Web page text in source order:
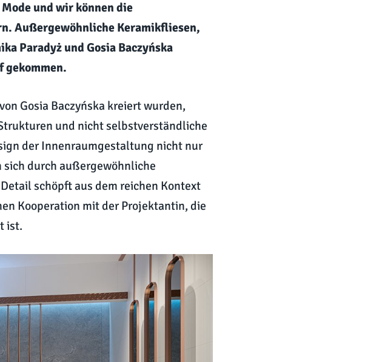
und wir können die
Außergewöhnliche Keramikfliesen,
Paradyż und Gosia Baczyńska
gekommen.
Gosia Baczyńska kreiert wurden,
und nicht selbstverständliche
der Innenraumgestaltung nicht nur
sich durch außergewöhnliche
schöpft aus dem reichen Kontext
Kooperation mit der Projektantin, die
ist.